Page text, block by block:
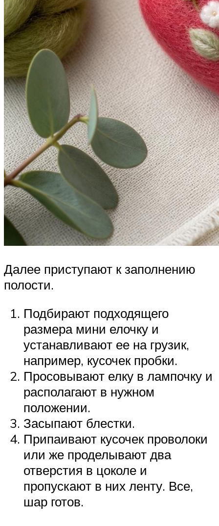
Далее приступают к заполнению
полости.
Подбирают подходящего
размера мини елочку и
устанавливают ее на грузик,
например, кусочек пробки.
Просовывают елку в лампочку и
располагают в нужном
положении.
Засыпают блестки.
Припаивают кусочек проволоки
или же проделывают два
отверстия в цоколе и
пропускают в них ленту. Все,
шар готов.